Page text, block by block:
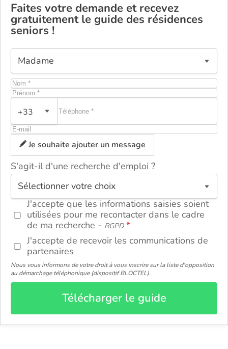
Faites votre demande et recevez
gratuitement le guide des résidences
seniors !
+33
Je souhaite ajouter un message
S'agit-il d'une recherche d'emploi ?
J'accepte que les informations saisies soient
utilisées pour me recontacter dans le cadre
de ma recherche - RGPD
J'accepte de recevoir les communications de
partenaires
Nous vous informons de votre droit à vous inscrire sur la liste d'opposition
au démarchage téléphonique (dispositif BLOCTEL).
Télécharger le guide
ou